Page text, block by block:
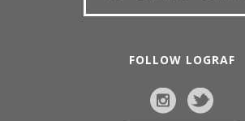
FOLLOW LOGRAF